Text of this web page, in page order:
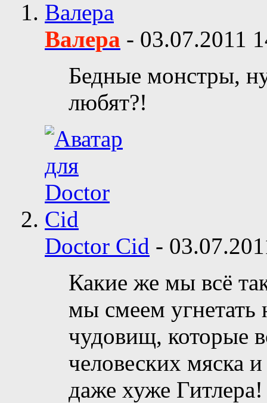
Валера - 03.07.2011
Бедные монстры,
любят?!
Doctor Cid -
Какие же мы всё
мы смеем угнетать
чудовищ, которые
человеских мяска
даже хуже Гитлера!